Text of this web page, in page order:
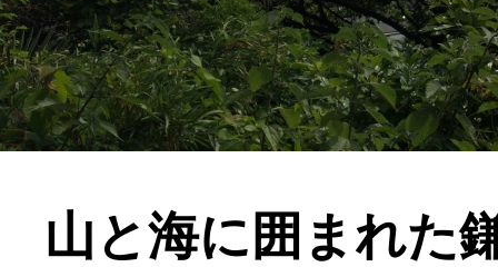
山と海に囲まれた